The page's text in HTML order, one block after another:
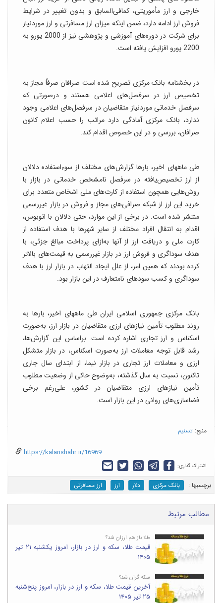
خارجی و ارز مأموریتی، کمافی‌السابق و بدون تغییر در شرایط
فروش ارز ادامه دارد، ضمن اینکه میزان ارز مسافرتی و ارز موردنیاز
برای شرکت در دوره‌های آموزشی و پژوهشی نیز از 2000 یورو به
2200 یورو افزایش یافته است.
در بخشنامه بانک مرکزی تصریح شده است صرافان صرفاً مجاز به
تخصیص ارز در سرفصل‌های اعلامی هستند و درصورتی که
سرفصل خدماتی موردنیاز متقاضیان در سرفصل‌های اعلامی وجود
ندارد، بانک مرکزی آمادگی دارد مراتب را حسب اعلام کانون
صرافان، بررسی و در این خصوص اقدام کند.
طی ماههای اخیر، بارها گزارش‌های مختلف از سوءاستفاده دلالان
از ارز تخصیص‌یافته در سرفصل نامشخص خدماتی در بازار با
روش‌هایی همچون استفاده از کارت‌های ملی اشخاص متعدد برای
خرید این ارز از شبکه صرافی‌های مجاز و فروش در بازار غیررسمی
منتشر شده است. در برخی از این موارد، حتی دلالان با اتوبوس،
اقدام به انتقال افراد مختلف از سایر شهرها با هدف استفاده از
کارت ملی و دریافت ارز از آنها به‌ازای پرداخت مبالغ جزئی، با
هدف سوداگری و فروش ارز در بازار غیررسمی به قیمت‌های بالاتر
کرده بودند که همین امر، از علل ایجاد التهاب در بازار ارز با هدف
سوداگری و کسب سودهای نامتعارف در این بازار بود.
بانک مرکزی جمهوری اسلامی ایران طی ماههای اخیر، بارها به
روند مطلوب تأمین نیازهای ارزی متقاضیان در بازار ارز، به‌صورت
اسکناس و ارز تجاری اشاره کرده است. براساس این گزارش‌ها،
رشد قابل توجه معاملات ارز به‌صورت اسکناس، در بازار متشکل
ارزی و معاملات ارز تجاری در بازار نیما، از ابتدای سال جاری
تاکنون، نسبت به سال گذشته، به‌وضوح حاکی از وضعیت مطلوب
تأمین نیازهای ارزی متقاضیان در کشور، علی‌رغم برخی
فضاسازی‌های روانی در این بازار است.
منبع: تسنیم
https://kalanshahr.ir/16969
اشتراک گذاری:
برچسب‎ها : بانک مرکزی دلار ارز ارز مسافرتی
مطالب مرتبط
طلا باز هم ارزان شد؟
قیمت طلا، سکه و ارز در بازار، امروز یکشنبه ۲۱ تیر
۱۴۰۵
سکه گران شد؟
آخرین قیمت طلا، سکه و ارز در بازار، امروز پنج‌شنبه
۲۵ تیر ۱۴۰۵